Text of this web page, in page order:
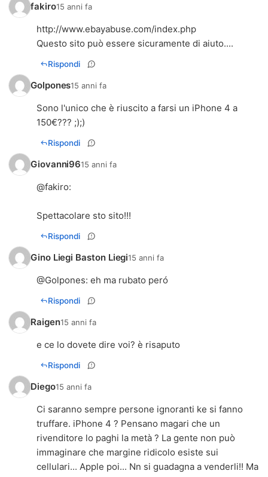
fakiro15 anni fa
http://www.ebayabuse.com/index.php
Questo sito può essere sicuramente di aiuto....
Rispondi
Golpones15 anni fa
Sono l'unico che è riuscito a farsi un iPhone 4 a
150€??? ;);)
Rispondi
Giovanni9615 anni fa
@fakiro:
Spettacolare sto sito!!!
Rispondi
Gino Liegi Baston Liegi15 anni fa
@Golpones: eh ma rubato peró
Rispondi
Raigen15 anni fa
e ce lo dovete dire voi? è risaputo
Rispondi
Diego15 anni fa
Ci saranno sempre persone ignoranti ke si fanno
truffare. iPhone 4 ? Pensano magari che un
rivenditore lo paghi la metà ? La gente non può
immaginare che margine ridicolo esiste sui
cellulari... Apple poi... Nn si guadagna a venderli!! Ma